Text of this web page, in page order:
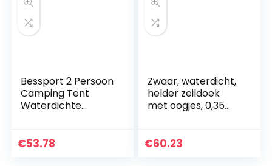
Bessport 2 Persoon
Camping Tent
Waterdichte
Gemakkelijk Setup
€53.78
Zwaar, waterdicht,
helder zeildoek
met oogjes, 0,35
doorzichtig zeil,
€60.23